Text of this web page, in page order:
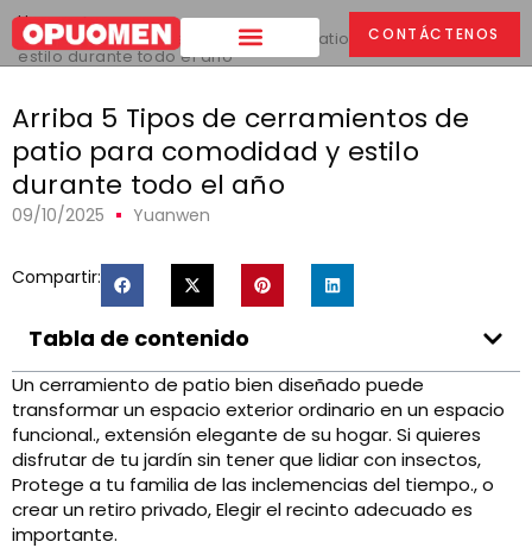
CONTÁCTENOS
Hogar >
Arriba 5 Tipos de cerramientos de patio para comodidad y
estilo durante todo el año
Arriba 5 Tipos de cerramientos de
patio para comodidad y estilo
durante todo el año
09/10/2025 Yuanwen
Compartir:
Tabla de contenido
Un cerramiento de patio bien diseñado puede
transformar un espacio exterior ordinario en un espacio
funcional., extensión elegante de su hogar. Si quieres
disfrutar de tu jardín sin tener que lidiar con insectos,
Protege a tu familia de las inclemencias del tiempo., o
crear un retiro privado, Elegir el recinto adecuado es
importante.